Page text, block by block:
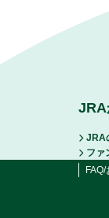
JRA
JRA
ファ